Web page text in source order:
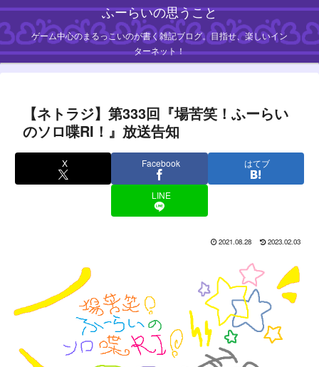
ふーらいの思うこと
ゲーム中心のまるっこいのが書く雑記ブログ。目指せ、楽しいイン
ターネット！
【ネトラジ】第333回『場苦笑！ふーらい
のソロ喋RI！』放送告知
X Facebook はてブ
LINE
2021.08.28 2023.02.03